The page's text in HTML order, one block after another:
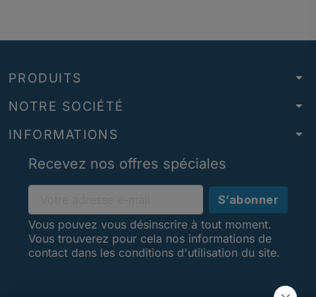
PRODUITS arrow_drop_down
NOTRE SOCIÉTÉ arrow_drop_down
INFORMATIONS
arrow_drop_down
Recevez nos offres spéciales
Vous pouvez vous désinscrire à tout moment.
Vous trouverez pour cela nos informations de
contact dans les conditions d'utilisation du site.